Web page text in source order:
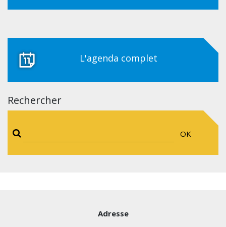
L'agenda complet
Rechercher
OK
Adresse